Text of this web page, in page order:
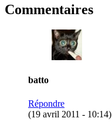
Commentaires
batto
Répondre
(19 avril 2011 - 10:14)